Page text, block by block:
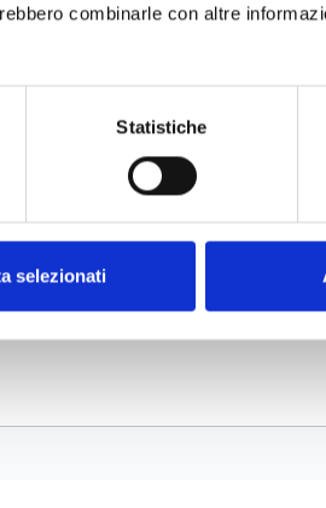
combinarle con altre
Statistiche
selezionati
Unidade
DOCUMENTAÇÃO